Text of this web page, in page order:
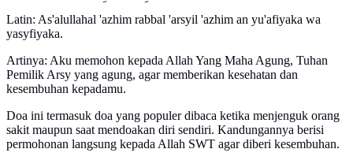
Latin: As'alullahal 'azhim rabbal 'arsyil 'azhim an yu'afiyaka wa
yasyfiyaka.
Artinya: Aku memohon kepada Allah Yang Maha Agung, Tuhan
Pemilik Arsy yang agung, agar memberikan kesehatan dan
kesembuhan kepadamu.
Doa ini termasuk doa yang populer dibaca ketika menjenguk orang
sakit maupun saat mendoakan diri sendiri. Kandungannya berisi
permohonan langsung kepada Allah SWT agar diberi kesembuhan.